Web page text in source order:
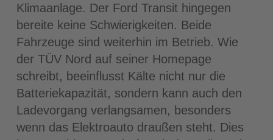
Klimaanlage. Der Ford Transit hingegen
bereite keine Schwierigkeiten. Beide
Fahrzeuge sind weiterhin im Betrieb. Wie
der TÜV Nord auf seiner Homepage
schreibt, beeinflusst Kälte nicht nur die
Batteriekapazität, sondern kann auch den
Ladevorgang verlangsamen, besonders
wenn das Elektroauto draußen steht. Dies